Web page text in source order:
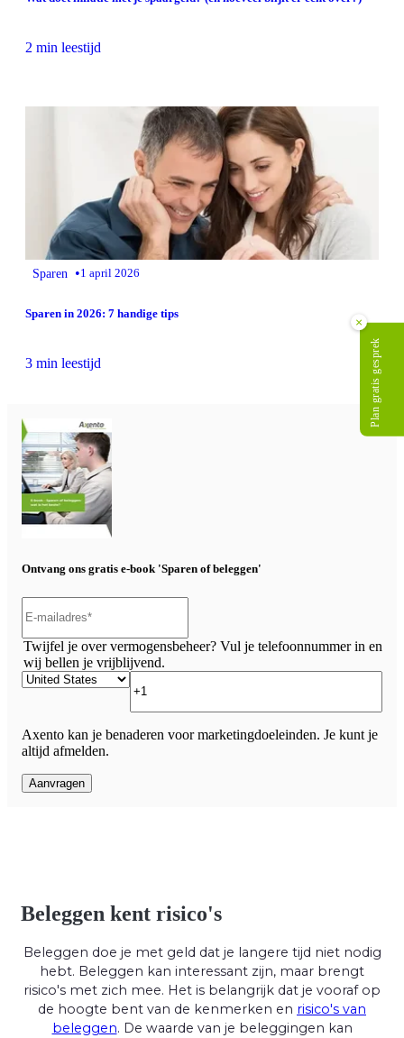
2 min leestijd
Sparen •1 april 2026
Sparen in 2026: 7 handige tips
3 min leestijd
Ontvang ons gratis e-book 'Sparen of beleggen'
Twijfel je over vermogensbeheer? Vul je telefoonnummer in en
wij bellen je vrijblijvend.
Axento kan je benaderen voor marketingdoeleinden. Je kunt je
altijd afmelden.
Beleggen kent risico's
Beleggen doe je met geld dat je langere tijd niet nodig
hebt. Beleggen kan interessant zijn, maar brengt
risico's met zich mee. Het is belangrijk dat je vooraf op
de hoogte bent van de kenmerken en risico's van
beleggen. De waarde van je beleggingen kan
×
Plan gratis gesprek